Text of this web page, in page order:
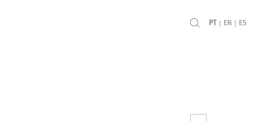
PT | EN | ES